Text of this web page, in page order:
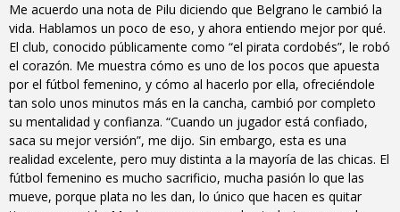
Me acuerdo una nota de Pilu diciendo que Belgrano le cambió la
vida. Hablamos un poco de eso, y ahora entiendo mejor por qué.
El club, conocido públicamente como “el pirata cordobés”, le robó
el corazón. Me muestra cómo es uno de los pocos que apuesta
por el fútbol femenino, y cómo al hacerlo por ella, ofreciéndole
tan solo unos minutos más en la cancha, cambió por completo
su mentalidad y confianza. “Cuando un jugador está confiado,
saca su mejor versión”, me dijo. Sin embargo, esta es una
realidad excelente, pero muy distinta a la mayoría de las chicas. El
fútbol femenino es mucho sacrificio, mucha pasión lo que las
mueve, porque plata no les dan, lo único que hacen es quitar